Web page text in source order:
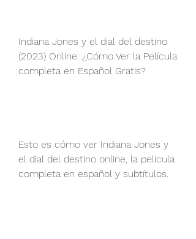
Indiana Jones y el dial del destino
(2023) Online: ¿Cómo Ver la Película
completa en Español Gratis?
Esto es cómo ver Indiana Jones y
el dial del destino online, la película
completa en español y subtítulos.